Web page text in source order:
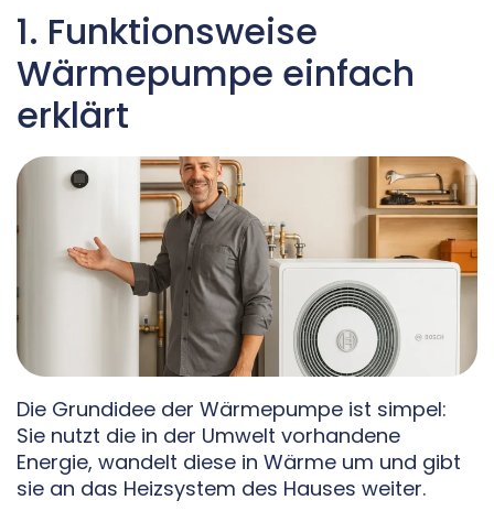
1. Funktionsweise
Wärmepumpe einfach
erklärt
Die Grundidee der Wärmepumpe ist simpel:
Sie nutzt die in der Umwelt vorhandene
Energie, wandelt diese in Wärme um und gibt
sie an das Heizsystem des Hauses weiter.